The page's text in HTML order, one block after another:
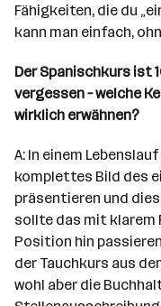
Fähigkeiten, die du
kann man einfach,
Der Spanischkurs ist
vergessen – welche
wirklich erwähnen?
A: In einem
komplettes Bild des
präsentieren und
sollte das mit klarem
Position hin
der Tauchkurs aus
wohl aber die